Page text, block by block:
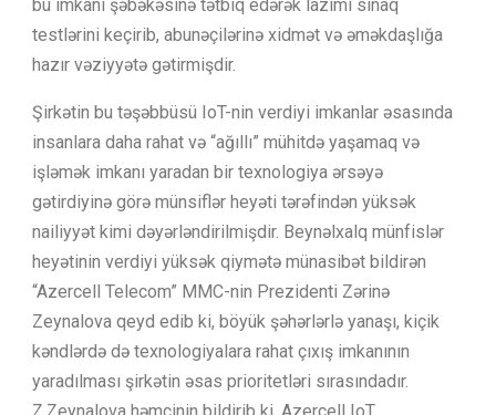
bu imkanı şəbəkəsinə tətbiq edərək lazımi sınaq
testlərini keçirib, abunəçilərinə xidmət və əməkdaşlığa
hazır vəziyyətə gətirmişdir.
Şirkətin bu təşəbbüsü IoT-nin verdiyi imkanlar əsasında
insanlara daha rahat və “ağıllı” mühitdə yaşamaq və
işləmək imkanı yaradan bir texnologiya ərsəyə
gətirdiyinə görə münsiflər heyəti tərəfindən yüksək
nailiyyət kimi dəyərləndirilmişdir. Beynəlxalq münfislər
heyətinin verdiyi yüksək qiymətə münasibət bildirən
“Azercell Telecom” MMC-nin Prezidenti Zərinə
Zeynalova qeyd edib ki, böyük şəhərlərlə yanaşı, kiçik
kəndlərdə də texnologiyalara rahat çıxış imkanının
yaradılması şirkətin əsas prioritetləri sırasındadır.